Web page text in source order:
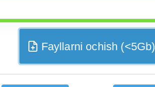
Fayllarni ochish (<5Gb)